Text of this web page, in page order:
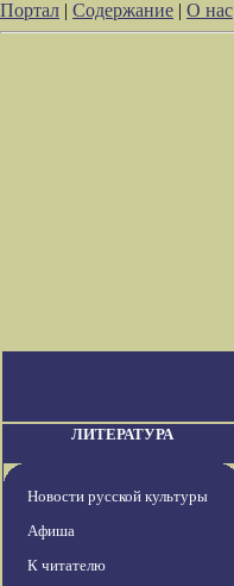
Портал | Содержание | О нас
ЛИТЕРАТУРА
Новости русской культуры
Афиша
К читателю